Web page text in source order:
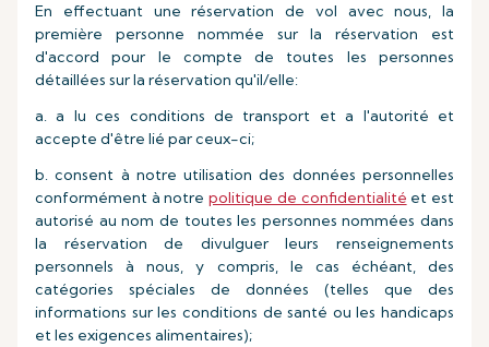
En effectuant une réservation de vol avec nous, la
première personne nommée sur la réservation est
d'accord pour le compte de toutes les personnes
détaillées sur la réservation qu'il/elle:
a. a lu ces conditions de transport et a l'autorité et
accepte d'être lié par ceux-ci;
b. consent à notre utilisation des données personnelles
conformément à notrepolitique de confidentialité et est
autorisé au nom de toutes les personnes nommées dans
la réservation de divulguer leurs renseignements
personnels à nous, y compris, le cas échéant, des
catégories spéciales de données (telles que des
informations sur les conditions de santé ou les handicaps
et les exigences alimentaires);